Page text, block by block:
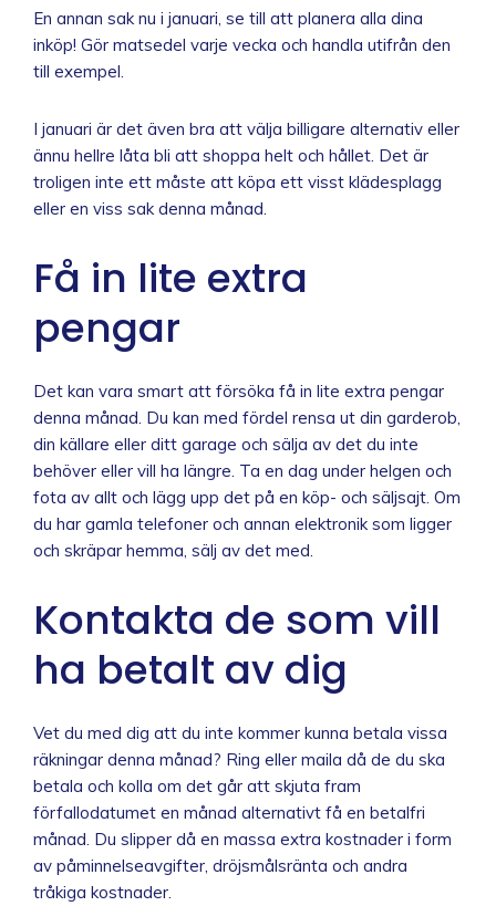
En annan sak nu i januari, se till att planera alla dina
inköp! Gör matsedel varje vecka och handla utifrån den
till exempel.
I januari är det även bra att välja billigare alternativ eller
ännu hellre låta bli att shoppa helt och hållet. Det är
troligen inte ett måste att köpa ett visst klädesplagg
eller en viss sak denna månad.
Få in lite extra
pengar
Det kan vara smart att försöka få in lite extra pengar
denna månad. Du kan med fördel rensa ut din garderob,
din källare eller ditt garage och sälja av det du inte
behöver eller vill ha längre. Ta en dag under helgen och
fota av allt och lägg upp det på en köp- och säljsajt. Om
du har gamla telefoner och annan elektronik som ligger
och skräpar hemma, sälj av det med.
Kontakta de som vill
ha betalt av dig
Vet du med dig att du inte kommer kunna betala vissa
räkningar denna månad? Ring eller maila då de du ska
betala och kolla om det går att skjuta fram
förfallodatumet en månad alternativt få en betalfri
månad. Du slipper då en massa extra kostnader i form
av påminnelseavgifter, dröjsmålsränta och andra
tråkiga kostnader.